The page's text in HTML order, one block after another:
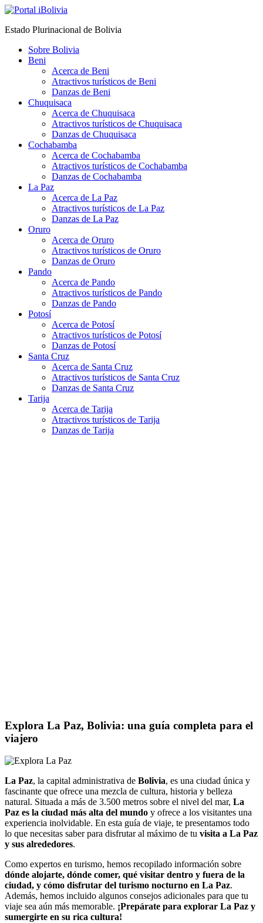
Estado Plurinacional de Bolivia
Sobre Bolivia
Beni
Acerca de Beni
Atractivos turísticos de Beni
Danzas de Beni
Chuquisaca
Acerca de Chuquisaca
Atractivos turísticos de Chuquisaca
Danzas de Chuquisaca
Cochabamba
Acerca de Cochabamba
Atractivos turísticos de Cochabamba
Danzas de Cochabamba
La Paz
Acerca de La Paz
Atractivos turísticos de La Paz
Danzas de La Paz
Oruro
Acerca de Oruro
Atractivos turísticos de Oruro
Danzas de Oruro
Pando
Acerca de Pando
Atractivos turísticos de Pando
Danzas de Pando
Potosí
Acerca de Potosí
Atractivos turísticos de Potosí
Danzas de Potosí
Santa Cruz
Acerca de Santa Cruz
Atractivos turísticos de Santa Cruz
Danzas de Santa Cruz
Tarija
Acerca de Tarija
Atractivos turísticos de Tarija
Danzas de Tarija
Explora La Paz, Bolivia: una guía completa para el
viajero
La Paz, la capital administrativa de Bolivia, es una ciudad única y
fascinante que ofrece una mezcla de cultura, historia y belleza
natural. Situada a más de 3.500 metros sobre el nivel del mar, La
Paz es la ciudad más alta del mundo y ofrece a los visitantes una
experiencia inolvidable. En esta guía de viaje, te presentamos todo
lo que necesitas saber para disfrutar al máximo de tu visita a La Paz
y sus alrededores.
Como expertos en turismo, hemos recopilado información sobre
dónde alojarte, dónde comer, qué visitar dentro y fuera de la
ciudad, y cómo disfrutar del turismo nocturno en La Paz.
Además, hemos incluido algunos consejos adicionales para que tu
viaje sea aún más memorable. ¡Prepárate para explorar La Paz y
sumergirte en su rica cultura!